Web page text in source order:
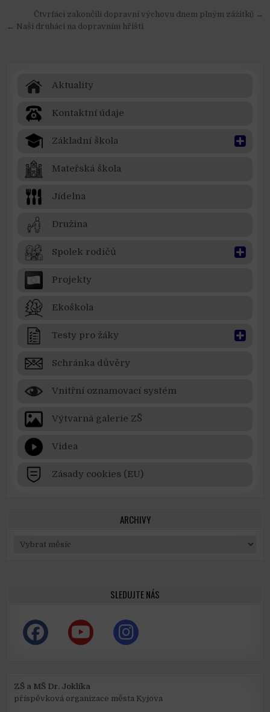
Navigace pro příspěvek
Čtvrťáci zakončili dopravní výchovu dnem plným zážitků →
← Naši druháci na dopravním hřišti
Aktuality
Kontaktní údaje
Základní škola
Mateřská škola
Jídelna
Družina
Spolek rodičů
Projekty
Ekoškola
Testy pro žáky
Schránka důvěry
Vnitřní oznamovací systém
Výtvarná galerie ZŠ
Videa
Zásady cookies (EU)
ARCHIVY
Archivy
SLEDUJTE NÁS
ZŠ a MŠ Dr. Joklíka
příspěvková organizace města Kyjova